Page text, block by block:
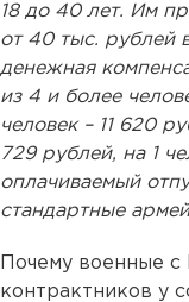
18 до 40 лет. Им
от 40 тыс. рублей
денежная
из 4 и более
человек – 11 620
729 рублей, на 1
оплачиваемый
стандартные
Почему военные
контрактников у